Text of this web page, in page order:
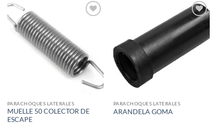
PARACHOQUES LATERALES
MUELLE 50 COLECTOR DE
ESCAPE
Add to
wishlist
PARACHOQUES LATERALES
ARANDELA GOMA